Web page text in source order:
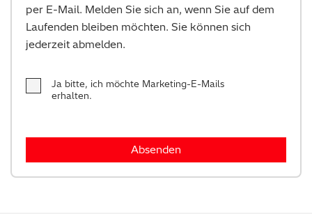
per E-Mail. Melden Sie sich an, wenn Sie auf dem
Laufenden bleiben möchten. Sie können sich
jederzeit abmelden.
Ja bitte, ich möchte Marketing-E-Mails
erhalten.